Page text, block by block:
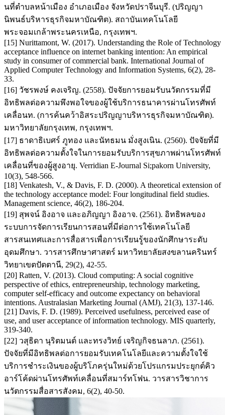
นที่ตำบลหน้าเมือง อำเภอเมือง จังหวัดปราจีนบุรี. (ปริญญา
นิพนธ์บริหารธุรกิจมหาบัณฑิต). สถาบันเทคโนโลยี
พระจอมเกล้าพระนครเหนือ, กรุงเทพฯ.
[15] Nurittamont, W. (2017). Understanding the Role of Technology
acceptance influence on internet banking intention: An empirical
study in consumer of commercial bank. International Journal of
Applied Computer Technology and Information Systems, 6(2), 28-
33.
[16] วัชรพงษ์ คงเจริญ. (2558). ปัจจัยการยอมรับนวัตกรรมที่มี
อิทธิพลต่อความพึงพอใจของผู้ใช้บริการธนาคารผ่านโทรศัพท์
เคลื่อนท. (การค้นคว้าอิสระปริญญาบริหารธุรกิจมหาบัณฑิต).
มหาวิทยาลัยกรุงเทพ, กรุงเทพฯ.
[17] ธาดาธิเบศร์ ภูทอง และนัทธมน มั่งสูงเนิน. (2560). ปัจจัยที่มี
อิทธิพลต่อความตั้งใจในการยอมรับบริการสุขภาพผ่านโทรศัพท์
เคลื่อนที่ของผู้สูงอายุ. Verridian E-Journal Si;pakorn University,
10(3), 548-566.
[18] Venkatesh, V., & Davis, F. D. (2000). A theoretical extension of
the technology acceptance model: Four longitudinal field studies.
Management science, 46(2), 186-204.
[19] สุพจน์ อิงอาจ และอภิญญา อิงอาจ. (2561). อิทธิพลของ
ระบบการจัดการเรียนการสอนที่มีต่อการใช้เทคโนโลยี
สารสนเทศและการสื่อสารเพื่อการเรียนรู้ของนักศึกษาระดับ
อุดมศึกษา. วารสารศึกษาศาสตร์ มหาวิทยาลัยสงขลานครินทร์
วิทยาเขตปัตตานี, 29(2), 42-55.
[20] Ratten, V. (2013). Cloud computing: A social cognitive
perspective of ethics, entrepreneurship, technology marketing,
computer self-efficacy and outcome expectancy on behavioral
intentions. Australasian Marketing Journal (AMJ), 21(3), 137-146.
[21] Davis, F. D. (1989). Perceived usefulness, perceived ease of
use, and user acceptance of information technology. MIS quarterly,
319-340.
[22] วสุธิดา นุริตมนต์ และทรงวิทย์ เจริญกิจธนลาภ. (2561).
ปัจจัยที่มีอิทธิพลต่อการยอมรับเทคโนโลยีและความตั้งใจใช้
บริการชำระเงินของผู้บริโภครุ่นใหม่ด้วยโปรแกรมประยุกต์คิว
อาร์โค้ดผ่านโทรศัพท์เคลื่อนที่สมาร์ทโฟน. วารสารวิชาการ
นวัตกรรมสื่อสารสังคม, 6(2), 40-50.